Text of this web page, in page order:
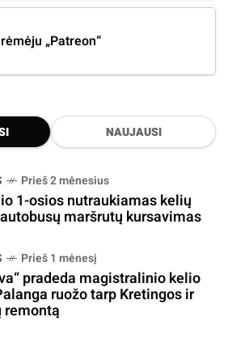
„Patreon“
NAUJAUSI
Prieš 2 mėnesius
1-osios nutraukiamas kelių
maršrutų kursavimas
Prieš 1 mėnesį
pradeda magistralinio kelio
ruožo tarp Kretingos ir
remontą